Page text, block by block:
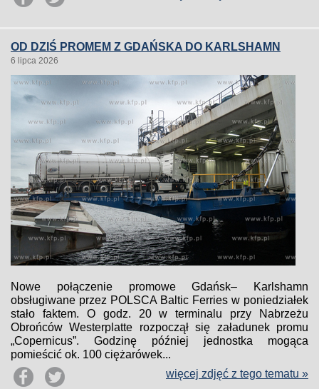
OD DZIŚ PROMEM Z GDAŃSKA DO KARLSHAMN
6 lipca 2026
Nowe połączenie promowe Gdańsk– Karlshamn
obsługiwane przez POLSCA Baltic Ferries w poniedziałek
stało faktem. O godz. 20 w terminalu przy Nabrzeżu
Obrońców Westerplatte rozpoczął się załadunek promu
„Copernicus”. Godzinę później jednostka mogąca
pomieścić ok. 100 ciężarówek...
więcej zdjęć z tego tematu »